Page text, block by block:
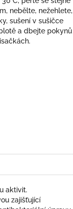
nebělte, nežehlete,
sušení v sušičce
a dbejte pokynů
aktivit.
zajišťující